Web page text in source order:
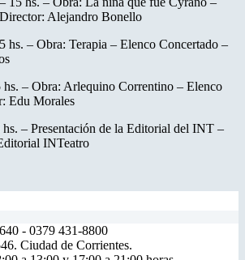
Alejandro Bonello
hs. – Obra: Terapia – Elenco Concertado –
– Obra: Arlequino Correntino – Elenco
Edu Morales
– Presentación de la Editorial del INT –
INTeatro
- 0379 431-8800
Ciudad de Corrientes.